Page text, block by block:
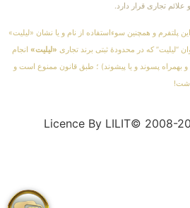
تجاری قرار دارد.
پلتفرم و همچنین سوءاستفاده از نام و یا نشان «لیلیت»
“لیلیت” که در محدودهٔ ثبتی برند تجاری «لیلیت» انجام
بهمراه پسوند و یا پیشوند) ؛ طبق قانون ممنوع است و
Licence By LILIT© 2008-